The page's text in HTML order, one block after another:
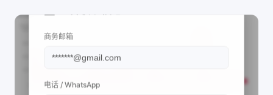
商务邮箱
电话 / WhatsApp